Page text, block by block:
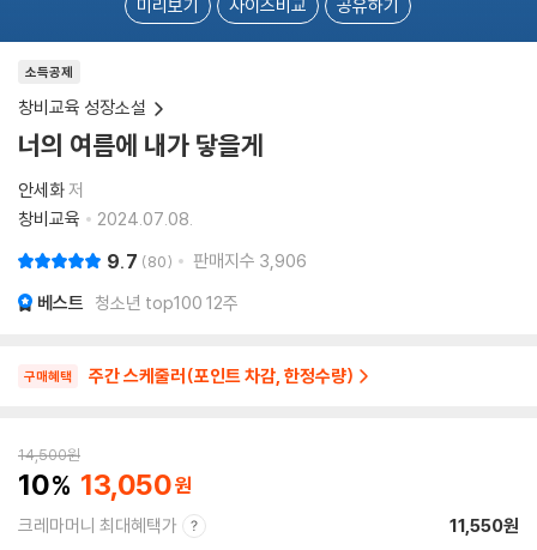
미리보기 사이즈비교 공유하기
소득공제
창비교육 성장소설
너의 여름에 내가 닿을게
안세화저
창비교육
2024.07.08.
9.7 80 판매지수 3,906
베스트 청소년 top100 12주
구매혜택 주간 스케줄러(포인트 차감, 한정수량)
14,500원
10 13,050
크레마머니 최대혜택가 11,550원